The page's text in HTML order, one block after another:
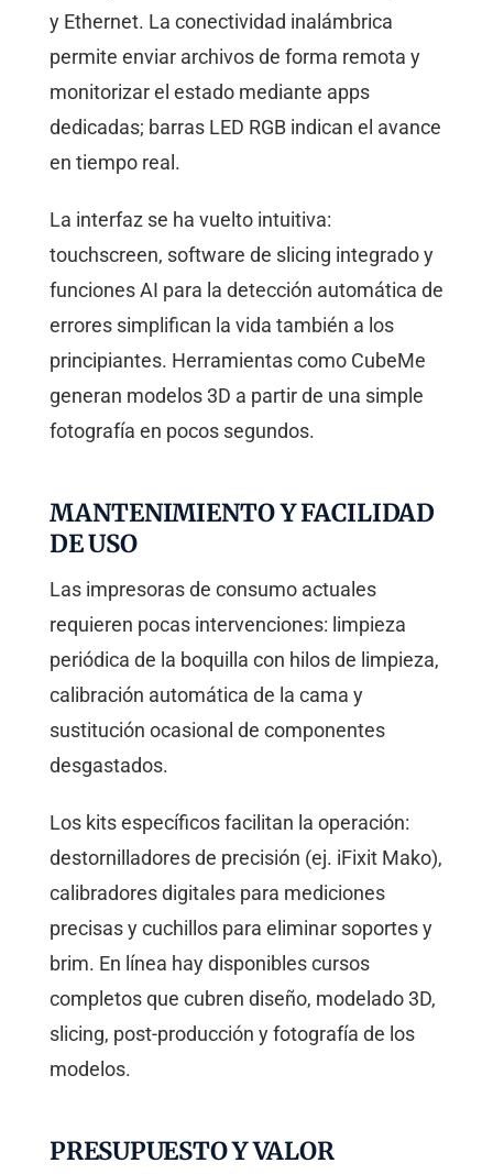
y Ethernet. La conectividad inalámbrica
permite enviar archivos de forma remota y
monitorizar el estado mediante apps
dedicadas; barras LED RGB indican el avance
en tiempo real.
La interfaz se ha vuelto intuitiva:
touchscreen, software de slicing integrado y
funciones AI para la detección automática de
errores simplifican la vida también a los
principiantes. Herramientas como CubeMe
generan modelos 3D a partir de una simple
fotografía en pocos segundos.
MANTENIMIENTO Y FACILIDAD
DE USO
Las impresoras de consumo actuales
requieren pocas intervenciones: limpieza
periódica de la boquilla con hilos de limpieza,
calibración automática de la cama y
sustitución ocasional de componentes
desgastados.
Los kits específicos facilitan la operación:
destornilladores de precisión (ej. iFixit Mako),
calibradores digitales para mediciones
precisas y cuchillos para eliminar soportes y
brim. En línea hay disponibles cursos
completos que cubren diseño, modelado 3D,
slicing, post-producción y fotografía de los
modelos.
PRESUPUESTO Y VALOR